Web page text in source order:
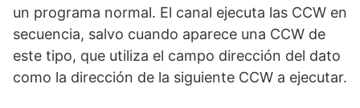
un programa normal. El canal ejecuta las CCW en
secuencia, salvo cuando aparece una CCW de
este tipo, que utiliza el campo dirección del dato
como la dirección de la siguiente CCW a ejecutar.